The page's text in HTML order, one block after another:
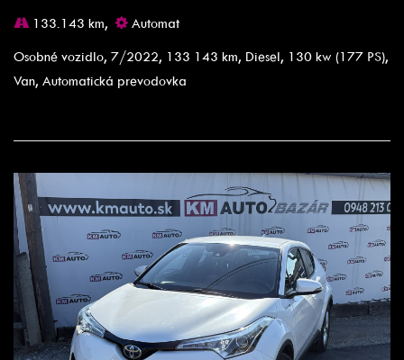
133.143 km,
Automat
Osobné vozidlo, 7/2022, 133 143 km, Diesel, 130 kw (177 PS),
Van, Automatická prevodovka